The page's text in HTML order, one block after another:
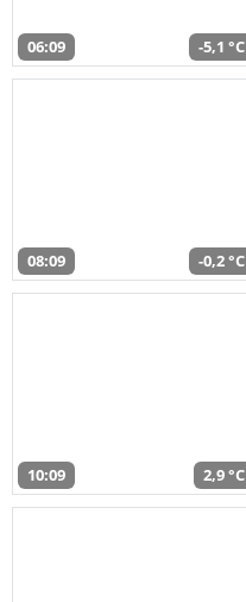
06:09 -5,1 °C
08:09 -0,2 °C
10:09 2,9 °C